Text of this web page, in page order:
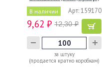
В наличии Арт: 159170
9,62 ₽ 12,30 ₽
за штуку
(продается кратно коробкам)